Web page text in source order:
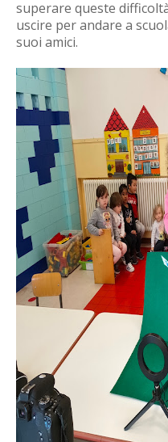
superare queste
uscire per andare a
suoi amici.